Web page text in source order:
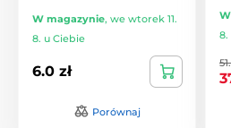
W magazynie, we wtorek 11.
8. u Ciebie
6.0 zł
Porównaj
8.